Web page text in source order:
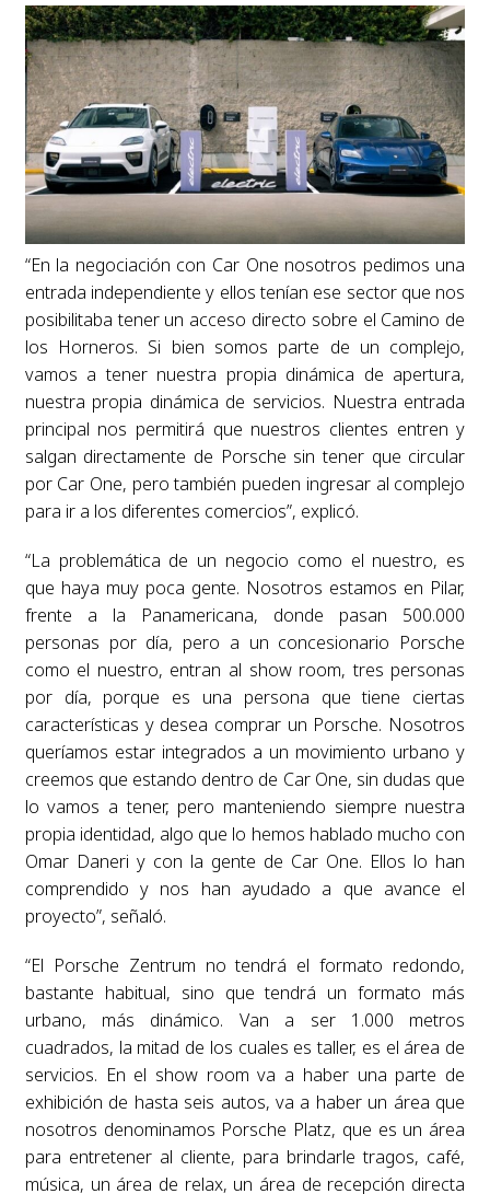
“En la negociación con Car One nosotros pedimos una
entrada independiente y ellos tenían ese sector que nos
posibilitaba tener un acceso directo sobre el Camino de
los Horneros. Si bien somos parte de un complejo,
vamos a tener nuestra propia dinámica de apertura,
nuestra propia dinámica de servicios. Nuestra entrada
principal nos permitirá que nuestros clientes entren y
salgan directamente de Porsche sin tener que circular
por Car One, pero también pueden ingresar al complejo
para ir a los diferentes comercios”, explicó.
“La problemática de un negocio como el nuestro, es
que haya muy poca gente. Nosotros estamos en Pilar,
frente a la Panamericana, donde pasan 500.000
personas por día, pero a un concesionario Porsche
como el nuestro, entran al show room, tres personas
por día, porque es una persona que tiene ciertas
características y desea comprar un Porsche. Nosotros
queríamos estar integrados a un movimiento urbano y
creemos que estando dentro de Car One, sin dudas que
lo vamos a tener, pero manteniendo siempre nuestra
propia identidad, algo que lo hemos hablado mucho con
Omar Daneri y con la gente de Car One. Ellos lo han
comprendido y nos han ayudado a que avance el
proyecto”, señaló.
“El Porsche Zentrum no tendrá el formato redondo,
bastante habitual, sino que tendrá un formato más
urbano, más dinámico. Van a ser 1.000 metros
cuadrados, la mitad de los cuales es taller, es el área de
servicios. En el show room va a haber una parte de
exhibición de hasta seis autos, va a haber un área que
nosotros denominamos Porsche Platz, que es un área
para entretener al cliente, para brindarle tragos, café,
música, un área de relax, un área de recepción directa